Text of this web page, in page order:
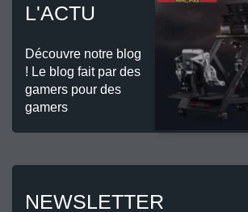
L'ACTU
Découvre notre blog
! Le blog fait par des
gamers pour des
gamers
NEWSLETTER